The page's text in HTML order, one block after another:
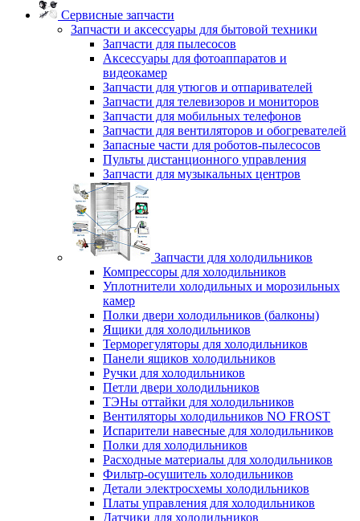
Сервисные запчасти
Запчасти и аксессуары для бытовой техники
Запчасти для пылесосов
Аксессуары для фотоаппаратов и
видеокамер
Запчасти для утюгов и отпаривателей
Запчасти для телевизоров и мониторов
Запчасти для мобильных телефонов
Запчасти для вентиляторов и обогревателей
Запасные части для роботов-пылесосов
Пульты дистанционного управления
Запчасти для музыкальных центров
Запчасти для холодильников
Компрессоры для холодильников
Уплотнители холодильных и морозильных
камер
Полки двери холодильников (балконы)
Ящики для холодильников
Терморегуляторы для холодильников
Панели ящиков холодильников
Ручки для холодильников
Петли двери холодильников
ТЭНы оттайки для холодильников
Вентиляторы холодильников NO FROST
Испарители навесные для холодильников
Полки для холодильников
Расходные материалы для холодильников
Фильтр-осушитель холодильников
Детали электросхемы холодильников
Платы управления для холодильников
Датчики для холодильников